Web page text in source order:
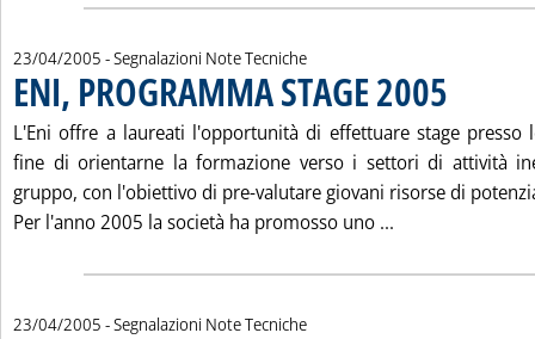
23/04/2005 - Segnalazioni Note Tecniche
ENI, PROGRAMMA STAGE 2005
L'Eni offre a laureati l'opportunità di effettuare stage
fine di orientarne la formazione verso i settori di attività
gruppo, con l'obiettivo di pre-valutare giovani risorse di
Per l'anno 2005 la società ha promosso uno ...
23/04/2005 - Segnalazioni Note Tecniche